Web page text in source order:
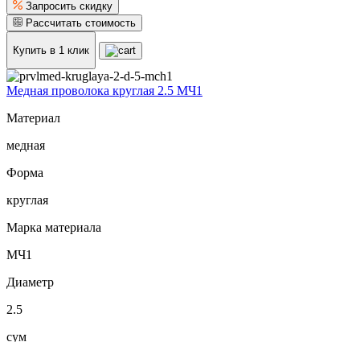
Запросить скидку
Рассчитать стоимость
Купить в 1 клик
Медная проволока круглая 2.5 МЧ1
Материал
медная
Форма
круглая
Марка материала
МЧ1
Диаметр
2.5
сум